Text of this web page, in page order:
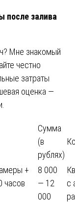
после залива
Мне знакомый
честно
затраты
оценка —
Сумма
(в
рублях)
+
часов
8 000
— 12
000
с